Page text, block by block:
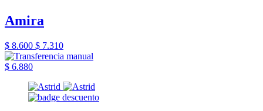
Amira
$ 8.600 $ 7.310
$ 6.880